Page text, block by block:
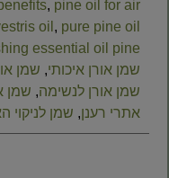
, pine oil for air
oil , pure pine oil
essential oil pine
שמן אורן איכותי, שמן
שמן אורן לנשימה, שמן
אתרי רענן, שמן לניקוי